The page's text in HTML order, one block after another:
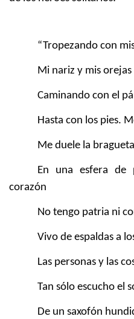
“Tropezando con
Mi nariz y mis
Caminando con el
Hasta con los pies.
Me duele la
En una esfera de
corazón
No tengo patria ni
Vivo de espaldas a
Las personas y las
Tan sólo escucho el
De un saxofón